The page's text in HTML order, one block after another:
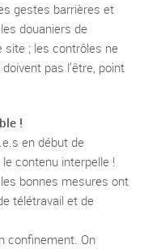
gestes barrières et
douaniers de
site ; les contrôles ne
pas l’être, point
!
en début de
contenu interpelle !
bonnes mesures ont
télétravail et de
confinement. On